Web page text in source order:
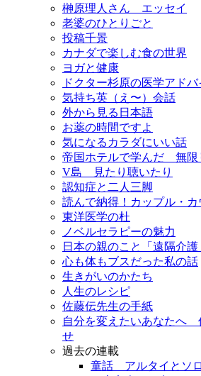
榊原理人さん エッセイ
老婆のひとりごと
投稿千景
カナダで楽しむ食の世界
ヨガと健康
ドクター杉原の医学アドバ
気持ち英（え〜）会話
外から見る日本語
お薬の時間ですよ
気になるカラダにいい話
帝国ホテルで学んだ 無限
V島 見たり聴いたり
認知症と二人三脚
読んで納得！カップル・
東洋医学の杜
ノベルセラピーの魅力
日本の親のこと「遠隔介護
心も体もブスだった私の話
生きがいのかたち
人生のレシピ
佐藤伝先生の手紙
自分を変えたいあなたへ
せ
過去の連載
童話 アルタイとソ